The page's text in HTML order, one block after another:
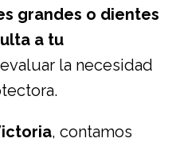
grandes o dientes
a tu
la necesidad
, contamos